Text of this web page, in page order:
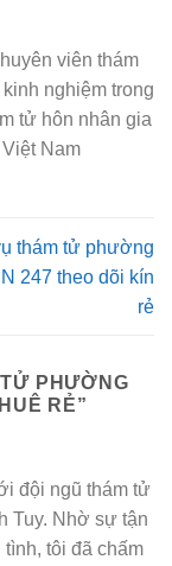
viên thám
nghiệm trong
tử hôn nhân gia
Nam
thám tử phường
247 theo dõi kín
rẻ
PHƯỜNG
RẺ”
đội ngũ thám tử
Tuy. Nhờ sự tận
tôi đã chấm